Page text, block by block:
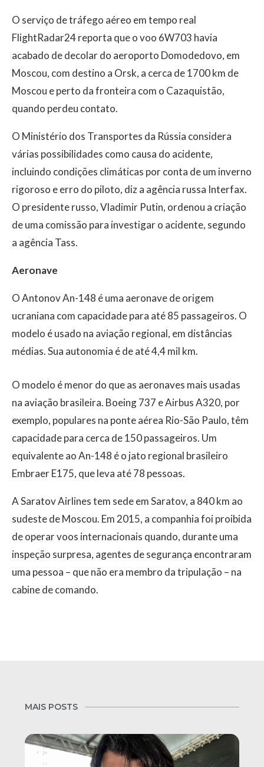
O serviço de tráfego aéreo em tempo real
FlightRadar24 reporta que o voo 6W703 havia
acabado de decolar do aeroporto Domodedovo, em
Moscou, com destino a Orsk, a cerca de 1700 km de
Moscou e perto da fronteira com o Cazaquistão,
quando perdeu contato.
O Ministério dos Transportes da Rússia considera
várias possibilidades como causa do acidente,
incluindo condições climáticas por conta de um inverno
rigoroso e erro do piloto, diz a agência russa Interfax.
O presidente russo, Vladimir Putin, ordenou a criação
de uma comissão para investigar o acidente, segundo
a agência Tass.
Aeronave
O Antonov An-148 é uma aeronave de origem
ucraniana com capacidade para até 85 passageiros. O
modelo é usado na aviação regional, em distâncias
médias. Sua autonomia é de até 4,4 mil km.
O modelo é menor do que as aeronaves mais usadas
na aviação brasileira. Boeing 737 e Airbus A320, por
exemplo, populares na ponte aérea Rio-São Paulo, têm
capacidade para cerca de 150 passageiros. Um
equivalente ao An-148 é o jato regional brasileiro
Embraer E175, que leva até 78 pessoas.
A Saratov Airlines tem sede em Saratov, a 840 km ao
sudeste de Moscou. Em 2015, a companhia foi proibida
de operar voos internacionais quando, durante uma
inspeção surpresa, agentes de segurança encontraram
uma pessoa – que não era membro da tripulação – na
cabine de comando.
MAIS POSTS